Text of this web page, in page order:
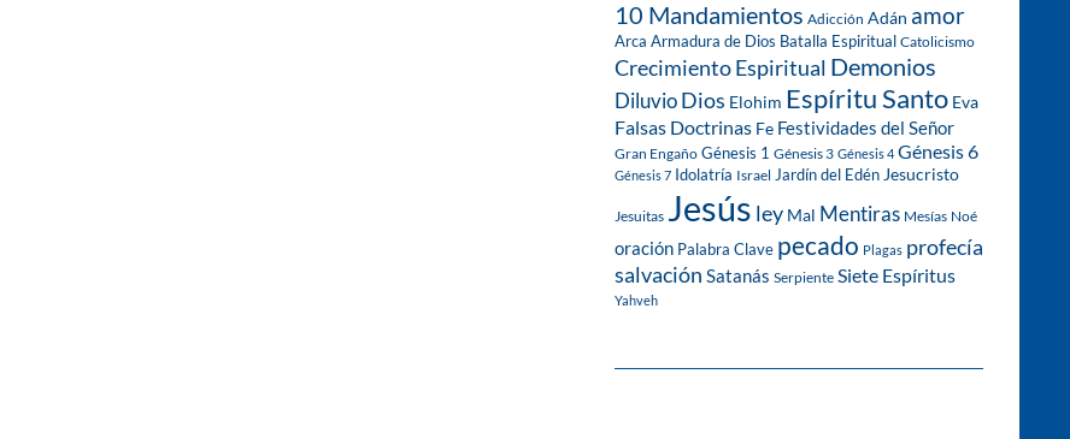
10 Mandamientos Adicción Adán amor
Arca Armadura de Dios Batalla Espiritual Catolicismo
Crecimiento Espiritual Demonios
DiluvioDios Elohim Espíritu Santo Eva
Falsas Doctrinas Fe Festividades del Señor
Gran Engaño Génesis 1 Génesis 3 Génesis 4 Génesis 6
Génesis 7 Idolatría Israel Jardín del Edén Jesucristo
Jesuitas Jesús ley Mal Mentiras Mesías Noé
oración Palabra Clave pecado Plagas profecía
salvación Satanás Serpiente Siete Espíritus
Yahveh